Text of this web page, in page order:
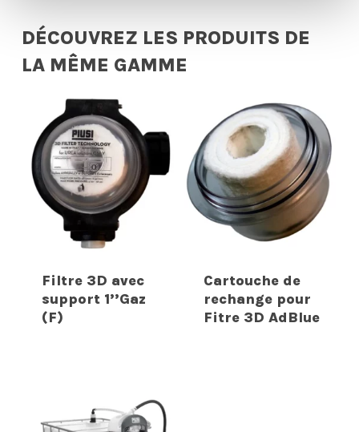
DÉCOUVREZ LES PRODUITS DE
LA MÊME GAMME
Filtre 3D avec
support 1’’Gaz
(F)
Cartouche de
rechange pour
Fitre 3D AdBlue